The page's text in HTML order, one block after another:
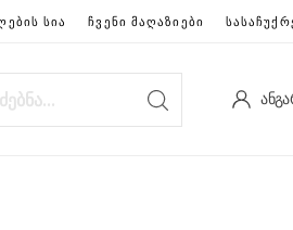
ᲡᲘᲐ ᲩᲕᲔᲜᲘ ᲛᲐᲦᲐᲖᲘᲔᲑᲘ